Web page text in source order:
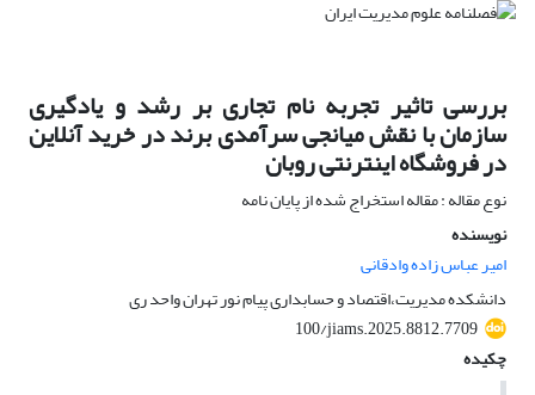
بررسی تاثیر تجربه نام تجاری بر رشد و یادگیری
سازمان با نقش میانجی سرآمدی برند در خرید آنلاین
در فروشگاه اینترنتی روبان
نوع مقاله : مقاله استخراج شده از پایان نامه
نویسنده
امیر عباس زاده وادقانی
دانشکده مدیریت،اقتصاد و حسابداری پیام نور تهران واحد ری
100/jiams.2025.8812.7709
چکیده